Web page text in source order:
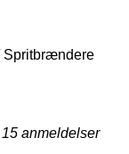
Spritbrændere
15 anmeldelser